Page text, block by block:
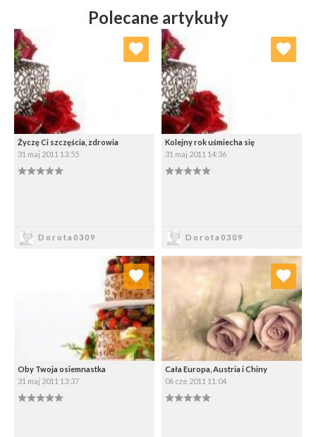
Polecane artykuły
Życzę Ci szczęścia, zdrowia
31 maj 2011 13:55
0.00/5
Dorota0309
Dodaj do ulubionych
Wybierz listę:
Kolejny rok uśmiecha się
31 maj 2011 14:36
0.00/5
Dorota0309
Dodaj do ulubionych
Wybierz listę:
Oby Twoja osiemnastka
31 maj 2011 13:37
0.00/5
Dodaj do ulubionych
Wybierz listę:
Cała Europa, Austria i Chiny
06 cze 2011 11:04
0.00/5
Dodaj do ulubionych
Wybierz listę: